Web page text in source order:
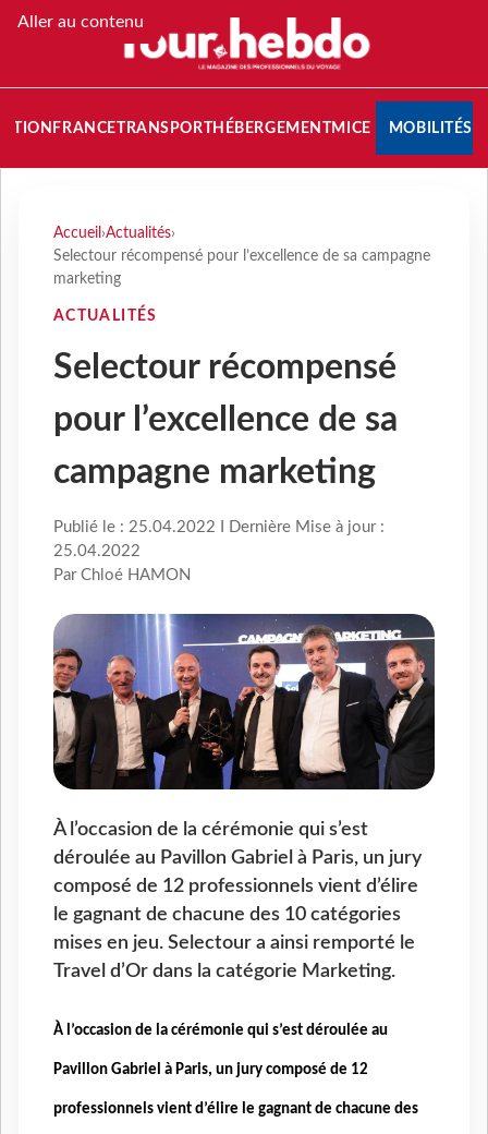
Aller au contenu
FRANCETRANSPORT HÉBERGEMENTMICE MOBILITÉS
Accueil ›Actualités›
Selectour récompensé pour l’excellence de sa campagne
marketing
ACTUALITÉS
Selectour récompensé
pour l’excellence de sa
campagne marketing
Publié le : 25.04.2022 I Dernière Mise à jour :
25.04.2022
Par Chloé HAMON
À l’occasion de la cérémonie qui s’est
déroulée au Pavillon Gabriel à Paris, un jury
composé de 12 professionnels vient d’élire
le gagnant de chacune des 10 catégories
mises en jeu. Selectour a ainsi remporté le
Travel d’Or dans la catégorie Marketing.
À l’occasion de la cérémonie qui s’est déroulée au
Pavillon Gabriel à Paris, un jury composé de 12
professionnels vient d’élire le gagnant de chacune des